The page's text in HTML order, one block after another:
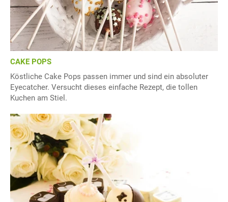
CAKE POPS
Köstliche Cake Pops passen immer und sind ein absoluter
Eyecatcher. Versucht dieses einfache Rezept, die tollen
Kuchen am Stiel.